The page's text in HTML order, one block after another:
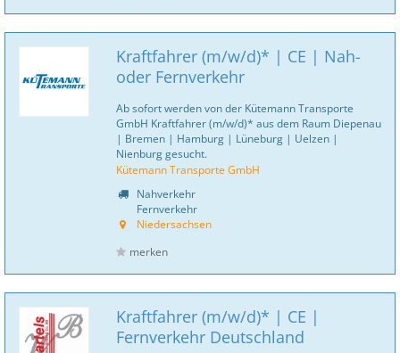
Kraftfahrer (m/w/d)* | CE | Nah-
oder Fernverkehr
Ab sofort werden von der Kütemann Transporte
GmbH Kraftfahrer (m/w/d)* aus dem Raum Diepenau
| Bremen | Hamburg | Lüneburg | Uelzen |
Nienburg gesucht.
Kütemann Transporte GmbH
Nahverkehr
Fernverkehr
Niedersachsen
merken
Kraftfahrer (m/w/d)* | CE |
Fernverkehr Deutschland